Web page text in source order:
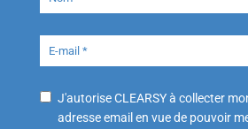
J'autorise CLEARSY à collecter
adresse email en vue de pouvoir